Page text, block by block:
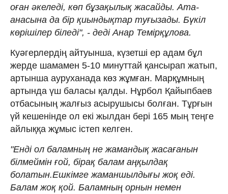
оған әкеледі, көп бұзақылық жасайды. Ата-
анасына да бір қиындықтар туғызады. Бүкіл
көрішілер біледі", - деді Анар Темірқұлова.
Куәгерлердің айтуынша, күзетші ер адам бұл
жерде шамамен 5-10 минуттай қансырап жатып,
артынша ауруханада көз жұмған. Марқұмның
артында үш баласы қалды. Нұрбол Қайыпбаев
отбасының жалғыз асырушысы болған. Тұрғын
үй кешенінде ол екі жылдан бері 165 мың теңге
айлыққа жұмыс істеп келген.
"Енді ол баламның не жамандық жасағанын
білмеймін ғой, бірақ балам аңқылдақ
болатын.Ешкімге жаманшылдығы жоқ еді.
Балам жоқ қой. Баламның орнын немен